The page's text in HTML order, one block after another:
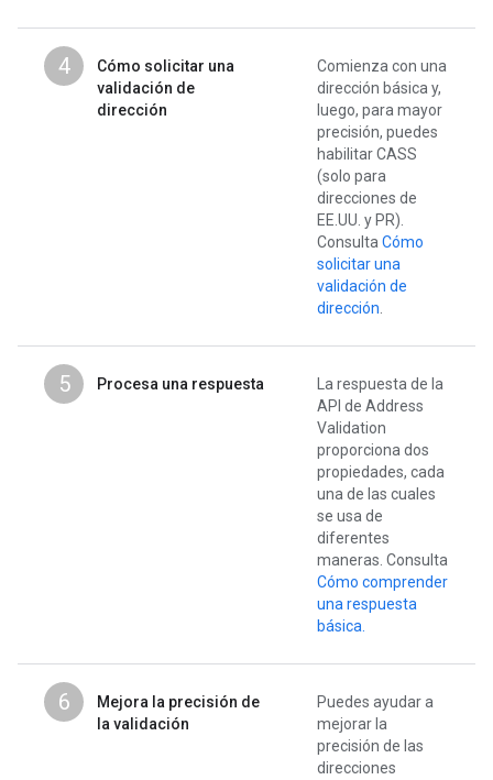
4
Cómo solicitar una
validación de
dirección
Comienza con una
dirección básica y,
luego, para mayor
precisión, puedes
habilitar CASS
(solo para
direcciones de
EE.UU. y PR).
ConsultaCómo
solicitar una
validación de
dirección.
5 Procesa una respuesta
La respuesta de la
API de Address
Validation
proporciona dos
propiedades, cada
una de las cuales
se usa de
diferentes
maneras. Consulta
Cómo comprender
una respuesta
básica.
6
Mejora la precisión de
la validación
Puedes ayudar a
mejorar la
precisión de las
direcciones